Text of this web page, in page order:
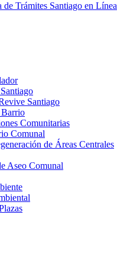
de Trámites Santiago en Línea
Santiago
Comunitarias
Comunal
de Áreas Centrales
Aseo Comunal